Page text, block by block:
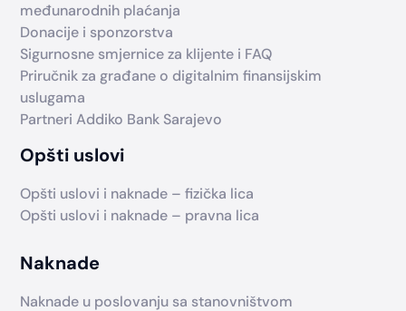
međunarodnih plaćanja
Donacije i sponzorstva
Sigurnosne smjernice za klijente i FAQ
Priručnik za građane o digitalnim finansijskim
uslugama
Partneri Addiko Bank Sarajevo
Opšti uslovi
Opšti uslovi i naknade – fizička lica
Opšti uslovi i naknade – pravna lica
Naknade
Naknade u poslovanju sa stanovništvom